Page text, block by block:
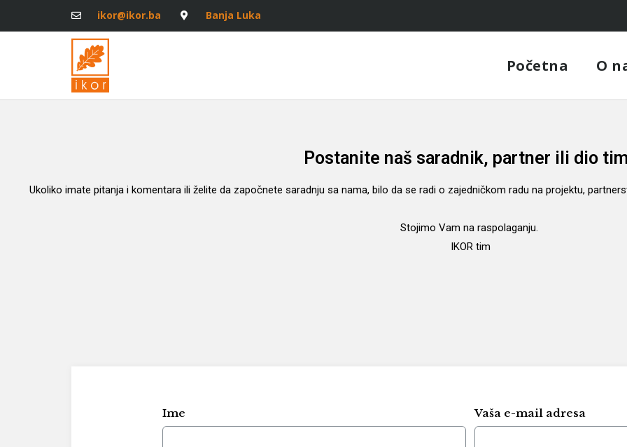
ikor@ikor.ba Banja Luka
Početna O
Postanite naš saradnik, partner ili dio
Ukoliko imate pitanja i komentara ili želite da započnete saradnju sa nama, bilo da se radi o zajedničkom radu na projektu,
Stojimo Vam na raspolaganju.
IKOR tim
Ime Vaša e-mail adresa